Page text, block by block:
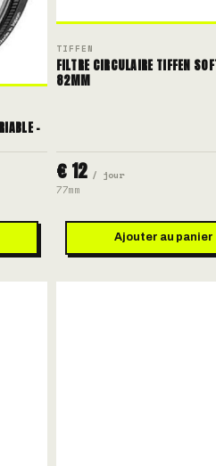
-
TIFFEN
FILTRE CIRCULAIRE TIFFEN
82MM
€ 12 / jour
77mm
Ajouter au panier